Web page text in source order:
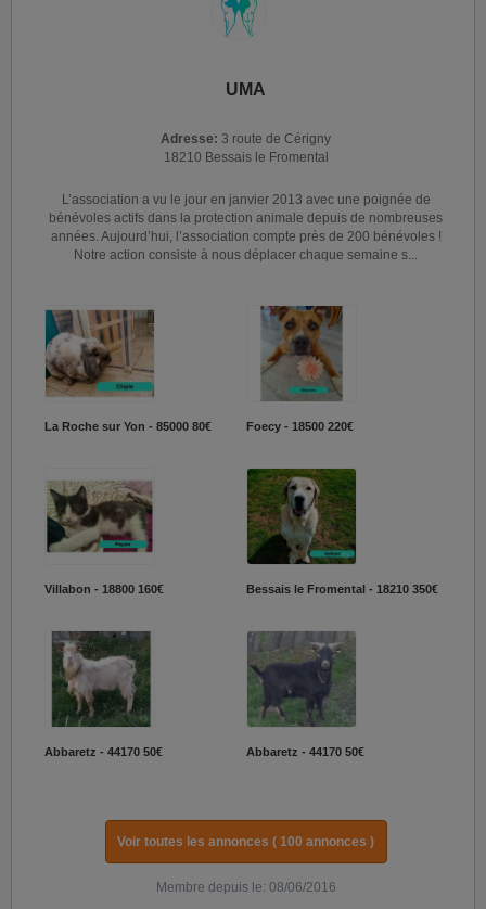
UMA
Adresse: 3 route de Cérigny
18210 Bessais le Fromental
L’association a vu le jour en janvier 2013 avec une poignée de
bénévoles actifs dans la protection animale depuis de nombreuses
années. Aujourd’hui, l’association compte près de 200 bénévoles !
Notre action consiste à nous déplacer chaque semaine s...
La Roche sur Yon - 85000 80€ Foecy - 18500 220€
Villabon - 18800 160€ Bessais le Fromental - 18210 350€
Abbaretz - 44170 50€ Abbaretz - 44170 50€
Voir toutes les annonces ( 100 annonces )
Membre depuis le: 08/06/2016